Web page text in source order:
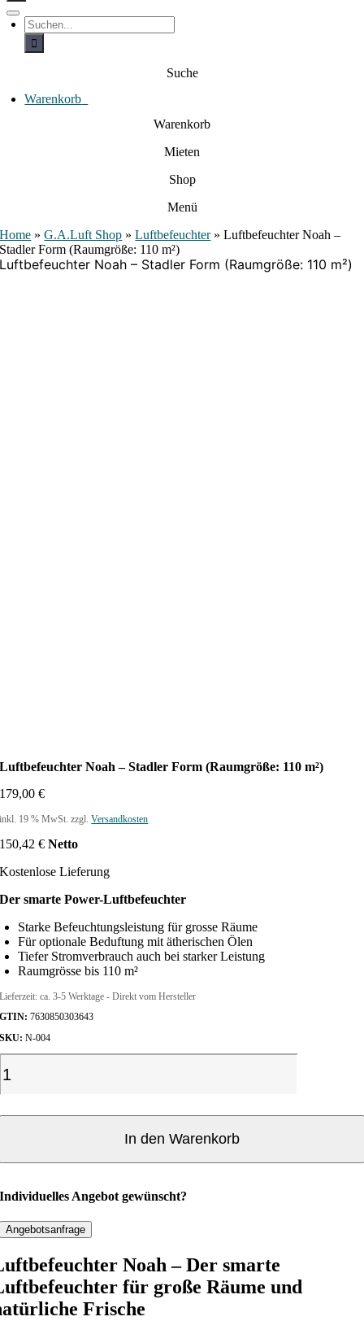
hT
o
a
S
u
h
c
h
Suche
Warenkorb
Warenkorb
Mieten
Shop
Menü
Home »G.A.Luft Shop »Luftbefeuchter»Luftbefeuchter Noah –
Stadler Form (Raumgröße: 110 m²)
Luftbefeuchter Noah – Stadler Form (Raumgröße: 110 m²)
Luftbefeuchter Noah – Stadler Form (Raumgröße: 110 m²)
179,00€
inkl. 19 % MwSt. zzgl.Versandkosten
150,42€ Netto
Kostenlose Lieferung
Der smarte Power-Luftbefeuchter
Starke Befeuchtungsleistung für grosse Räume
Für optionale Beduftung mit ätherischen Ölen
Tiefer Stromverbrauch auch bei starker Leistung
Raumgrösse bis 110 m²
Lieferzeit:ca. 3-5 Werktage - Direkt vom Hersteller
GTIN: 7630850303643
SKU: N-004
In den Warenkorb
Individuelles Angebot gewünscht?
Angebotsanfrage
Noah – Der smarte
für große Räume und
Frische